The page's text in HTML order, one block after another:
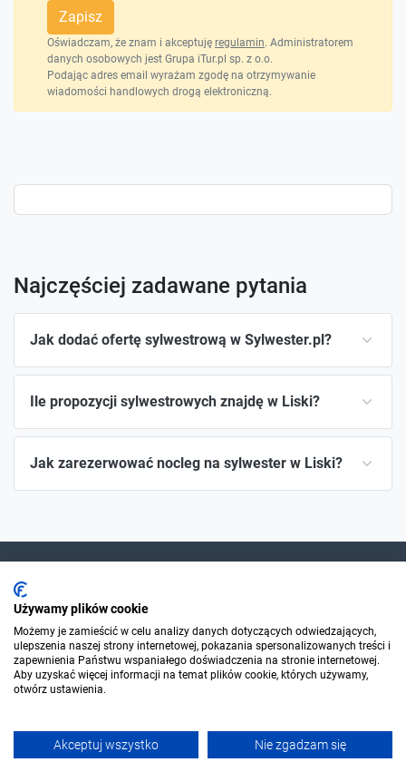
Zapisz
Oświadczam, że znam i akceptuję regulamin. Administratorem
danych osobowych jest Grupa iTur.pl sp. z o.o.
Podając adres email wyrażam zgodę na otrzymywanie
wiadomości handlowych drogą elektroniczną.
Najczęściej zadawane pytania
Jak dodać ofertę sylwestrową w Sylwester.pl?
Ile propozycji sylwestrowych znajdę w Liski?
Jak zarezerwować nocleg na sylwester w Liski?
Dla szukających
Dla organizatorów
Używamy plików cookie
Możemy je zamieścić w celu analizy danych dotyczących odwiedzających,
ulepszenia naszej strony internetowej, pokazania spersonalizowanych treści i
zapewnienia Państwu wspaniałego doświadczenia na stronie internetowej.
Aby uzyskać więcej informacji na temat plików cookie, których używamy,
otwórz ustawienia.
Akceptuj wszystko Nie zgadzam się